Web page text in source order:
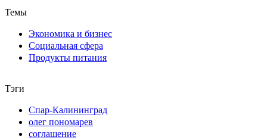
Темы
Экономика и бизнес
Социальная сфера
Продукты питания
Тэги
Спар-Калининград
олег пономарев
соглашение